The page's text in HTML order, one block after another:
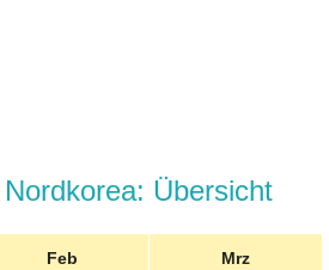
Übersicht
Feb Mrz